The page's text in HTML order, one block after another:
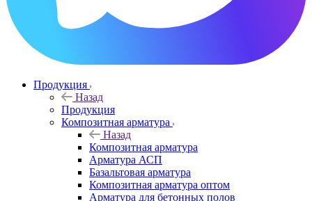
Продукция
Назад
Продукция
Композитная арматура
Назад
Композитная арматура
Арматура АСП
Базальтовая арматура
Композитная арматура оптом
Арматура для бетонных полов